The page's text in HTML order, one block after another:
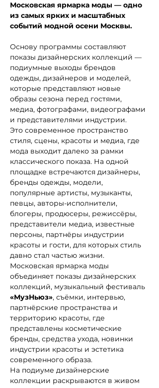
Московская ярмарка моды — одно
из самых ярких и масштабных
событий модной осени Москвы.
Основу программы составляют
показы дизайнерских коллекций —
подиумные выходы брендов
одежды, дизайнеров и моделей,
которые представляют новые
образы сезона перед гостями,
медиа, фотографами, видеографами
и представителями индустрии.
Это современное пространство
стиля, сцены, красоты и медиа, где
мода выходит далеко за рамки
классического показа. На одной
площадке встречаются дизайнеры,
бренды одежды, модели,
популярные артисты, музыканты,
певцы, авторы-исполнители,
блогеры, продюсеры, режиссёры,
представители медиа, известные
персоны, партнёры индустрии
красоты и гости, для которых стиль
давно стал частью жизни.
Московская ярмарка моды
объединяет показы дизайнерских
коллекций, музыкальный фестиваль
«МузНьюз», съёмки, интервью,
партнёрские пространства и
территорию красоты, где
представлены косметические
бренды, средства ухода, новинки
индустрии красоты и эстетика
современного образа.
На подиуме дизайнерские
коллекции раскрываются в живом